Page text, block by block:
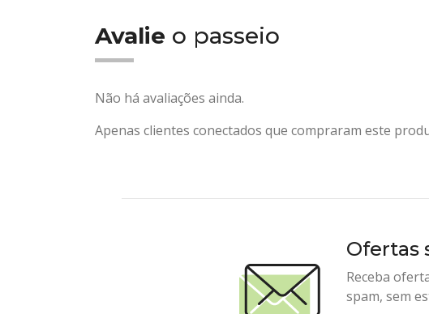
Avalie o passeio
Não há avaliações ainda.
Apenas clientes conectados que compraram este
Ofertas
Receba
spam, sem